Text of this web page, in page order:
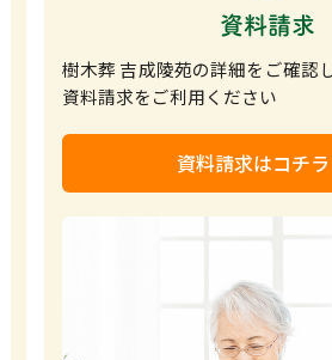
資料請求
樹木葬 吉成陵苑の詳細をご確認
資料請求をご利用ください
資料請求はコチラ